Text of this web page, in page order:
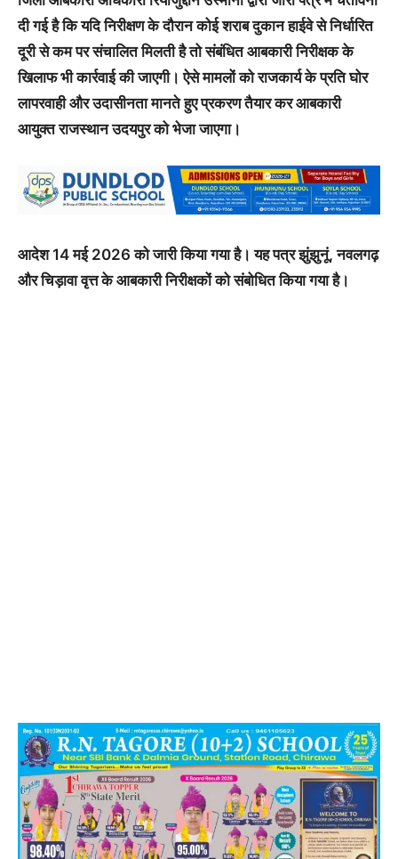
दी गई है कि यदि निरीक्षण के दौरान कोई शराब दुकान हाईवे से निर्धारित
दूरी से कम पर संचालित मिलती है तो संबंधित आबकारी निरीक्षक के
खिलाफ भी कार्रवाई की जाएगी। ऐसे मामलों को राजकार्य के प्रति घोर
लापरवाही और उदासीनता मानते हुए प्रकरण तैयार कर आबकारी
आयुक्त राजस्थान उदयपुर को भेजा जाएगा।
आदेश 14 मई 2026 को जारी किया गया है। यह पत्र झुंझुनूं, नवलगढ़
और चिड़ावा वृत्त के आबकारी निरीक्षकों को संबोधित किया गया है।